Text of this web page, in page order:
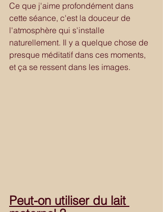
Ce que j'aime profondément dans
cette séance, c'est la douceur de
l'atmosphère qui s'installe
naturellement. Il y a quelque chose de
presque méditatif dans ces moments,
et ça se ressent dans les images.
Peut-on utiliser du lait